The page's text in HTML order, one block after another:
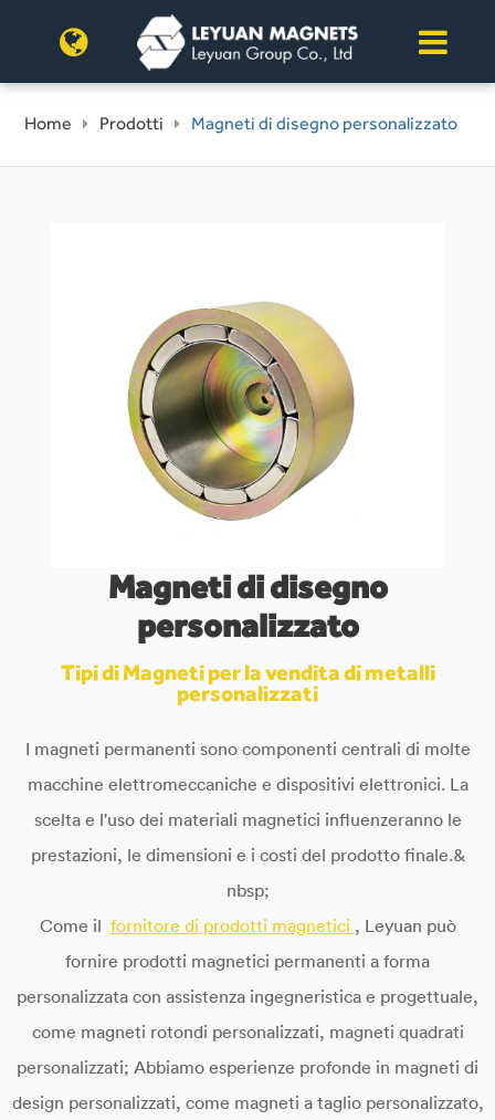
Home Prodotti Magneti di disegno personalizzato
Magneti di disegno
personalizzato
Tipi di Magneti per la vendita di metalli
personalizzati
I magneti permanenti sono componenti centrali di molte
macchine elettromeccaniche e dispositivi elettronici. La
scelta e l'uso dei materiali magnetici influenzeranno le
prestazioni, le dimensioni e i costi del prodotto finale.&
nbsp;
Come il fornitore di prodotti magnetici , Leyuan può
fornire prodotti magnetici permanenti a forma
personalizzata con assistenza ingegneristica e progettuale,
come magneti rotondi personalizzati, magneti quadrati
personalizzati; Abbiamo esperienze profonde in magneti di
design personalizzati, come magneti a taglio personalizzato,